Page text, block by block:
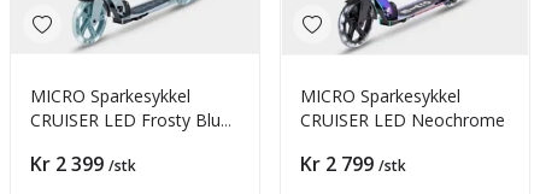
MICRO Sparkesykkel
CRUISER LED Frosty Blue
Pris
Kr 2 399 /stk
MICRO Sparkesykkel
CRUISER LED Neochrome
Pris
Kr 2 799 /stk